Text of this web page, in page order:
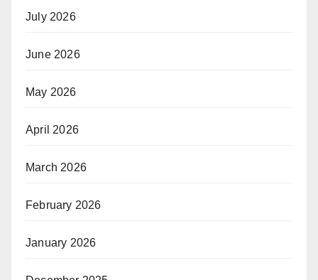
July 2026
June 2026
May 2026
April 2026
March 2026
February 2026
January 2026